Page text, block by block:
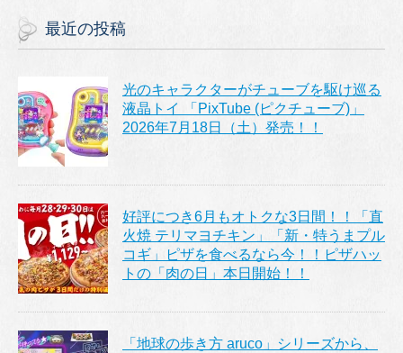
最近の投稿
光のキャラクターがチューブを駆け巡る
液晶トイ 「PixTube (ピクチューブ)」
2026年7月18日（土）発売！！
好評につき6月もオトクな3日間！！「直
火焼 テリマヨチキン」「新・特うまプル
コギ」ピザを食べるなら今！！ピザハッ
トの「肉の日」本日開始！！
「地球の歩き方 aruco」シリーズから、